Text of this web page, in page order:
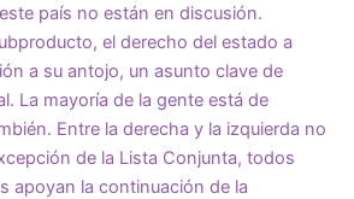
país no están en discusión.
el derecho del estado a
a su antojo, un asunto clave de
La mayoría de la gente está de
Entre la derecha y la izquierda no
de la Lista Conjunta, todos
apoyan la continuación de la